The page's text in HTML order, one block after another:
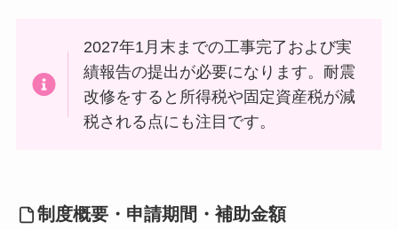
2027年1月末までの工事完了および実
績報告の提出が必要になります。耐震
改修をすると所得税や固定資産税が減
税される点にも注目です。
制度概要・申請期間・補助金額